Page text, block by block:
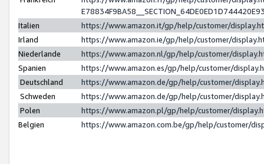
Italien
https://www.amazon.it/gp/help/customer/
Irland
https://www.amazon.ie/gp/help/customer/
Niederlande
https://www.amazon.nl/gp/help/customer/
Spanien
https://www.amazon.es/gp/help/customer/
Deutschland
https://www.amazon.de/gp/help/customer/
Schweden
https://www.amazon.de/gp/help/customer/
Polen
https://www.amazon.pl/gp/help/customer/
Belgien
https://www.amazon.com.be/gp/help/customer/